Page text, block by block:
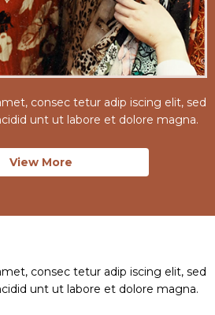
consec tetur adip iscing elit, sed
unt ut labore et dolore magna.
View More
consec tetur adip iscing elit, sed
unt ut labore et dolore magna.